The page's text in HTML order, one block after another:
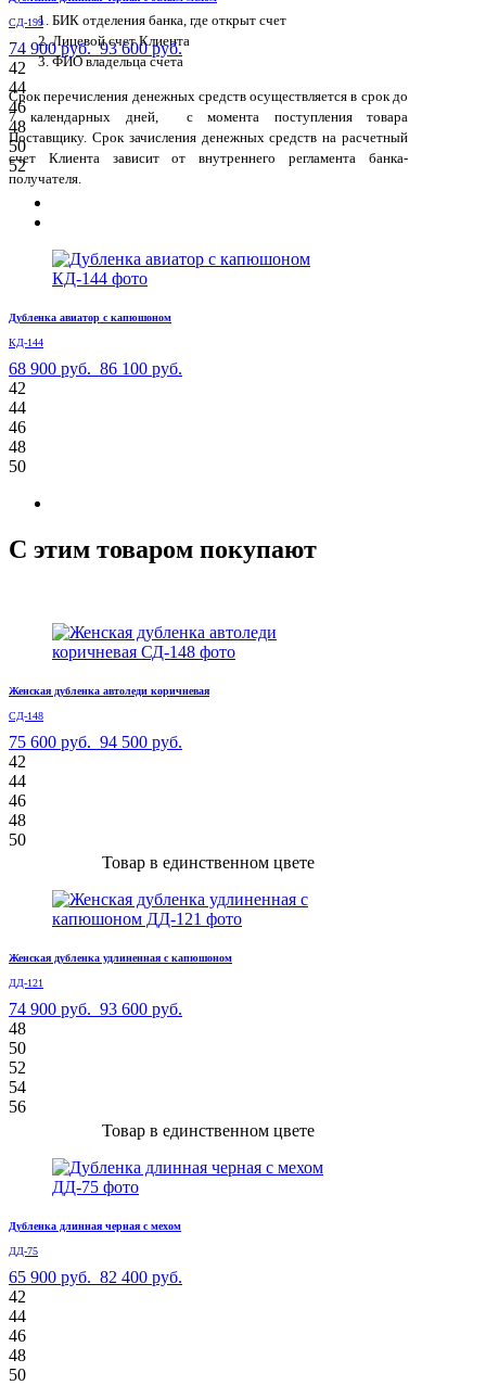
БИК отделения банка, где открыт счет
Лицевой счет Клиента
ФИО владельца счета
Срок перечисления денежных средств осуществляется в срок до
7 календарных дней, с момента поступления товара
Поставщику. Срок зачисления денежных средств на расчетный
счет Клиента зависит от внутреннего регламента банка-
получателя.
СД-199
74 900 руб. 93 600 руб.
42
44
46
48
50
52
Дубленка авиатор с капюшоном
КД-144
68 900 руб. 86 100 руб.
42
44
46
48
50
С этим товаром покупают
Женская дубленка автоледи коричневая
СД-148
75 600 руб. 94 500 руб.
42
44
46
48
50
Товар в единственном цвете
Женская дубленка удлиненная с капюшоном
ДД-121
74 900 руб. 93 600 руб.
48
50
52
54
56
Товар в единственном цвете
Дубленка длинная черная с мехом
ДД-75
65 900 руб. 82 400 руб.
42
44
46
48
50